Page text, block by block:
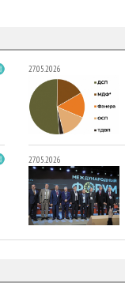
27.05.2026
27.05.2026